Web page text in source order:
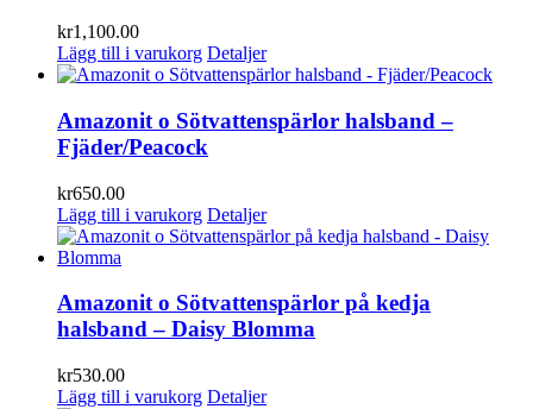
kr1,100.00
Lägg till i varukorg Detaljer
Amazonit o Sötvattenspärlor halsband –
Fjäder/Peacock
kr650.00
Lägg till i varukorg Detaljer
Amazonit o Sötvattenspärlor på kedja
halsband – Daisy Blomma
kr530.00
Lägg till i varukorg Detaljer